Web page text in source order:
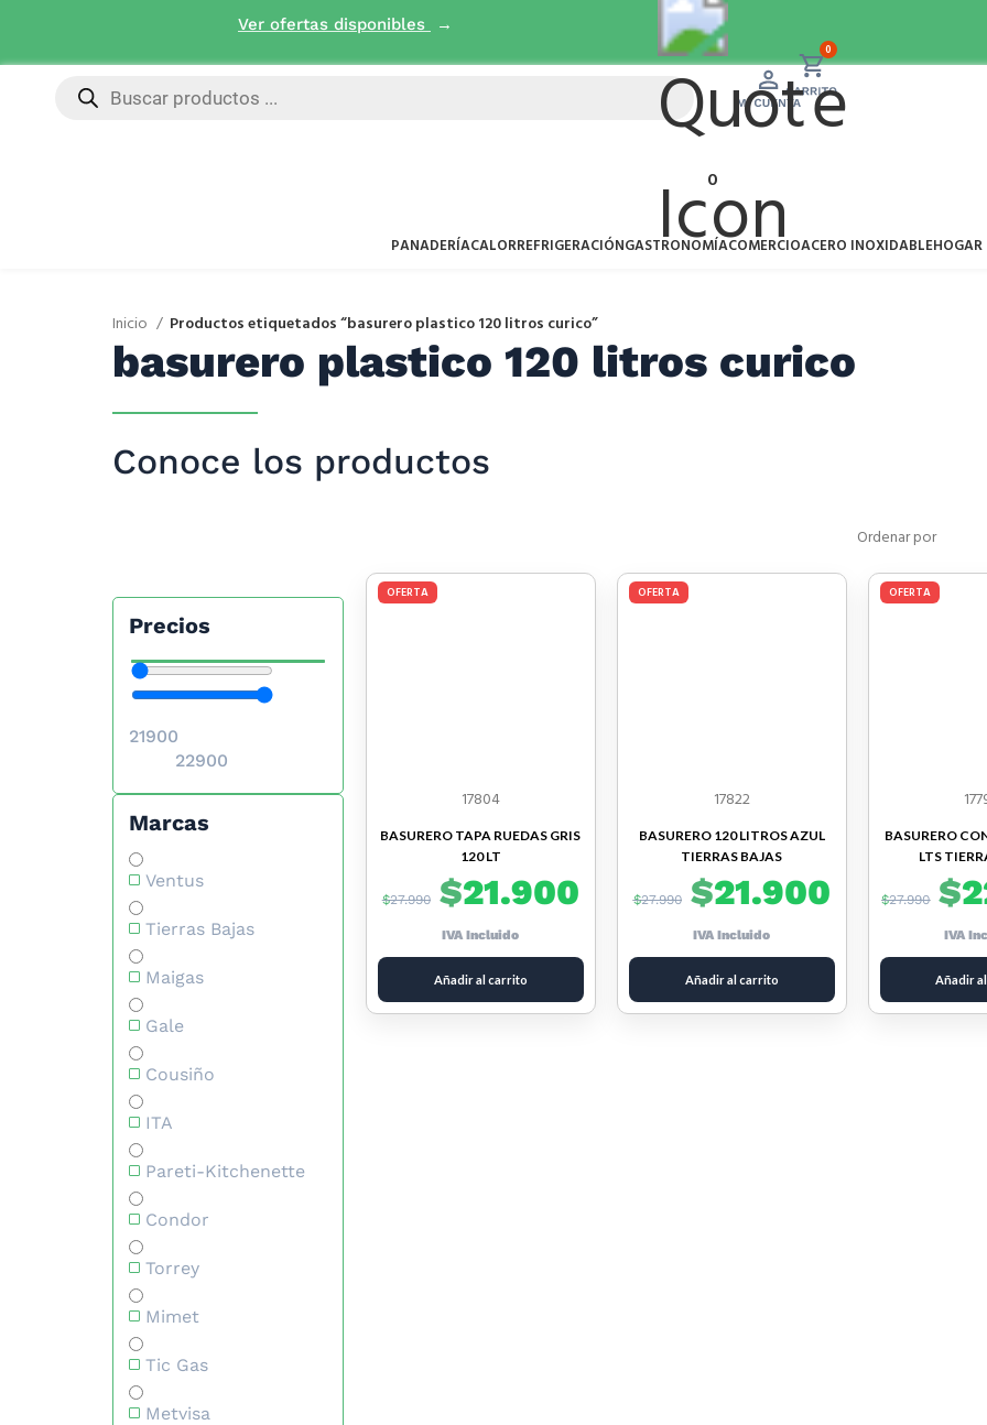
Ver ofertas disponibles →
0
0
PANADERÍACALORREFRIGERACIÓNGASTRONOMÍACOMERCIOACERO INOXIDABLEHOGAR
Inicio Productos etiquetados “basurero plastico 120 litros curico”
basurero plastico 120 litros curico
Conoce los productos
Precios
Marcas
Ventus
Tierras Bajas
Maigas
Gale
Cousiño
ITA
Pareti-Kitchenette
Condor
Torrey
Mimet
Tic Gas
Metvisa
Ordenar por
OFERTA
17804
BASURERO TAPA RUEDAS GRIS
120 LT
$27.990 $21.900
IVA Incluido
Añadir al carrito
OFERTA
17822
BASURERO 120 LITROS AZUL
TIERRAS BAJAS
$27.990 $21.900
IVA Incluido
Añadir al carrito
OFERTA
BASURERO
LTS
$27.990 $
IVA
Añadir